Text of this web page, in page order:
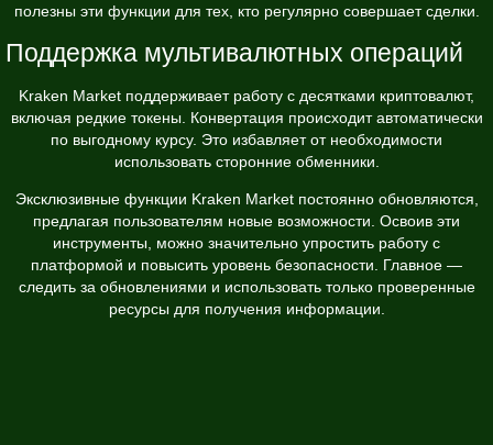
полезны эти функции для тех, кто регулярно совершает сделки.
Поддержка мультивалютных операций
Kraken Market поддерживает работу с десятками криптовалют,
включая редкие токены. Конвертация происходит автоматически
по выгодному курсу. Это избавляет от необходимости
использовать сторонние обменники.
Эксклюзивные функции Kraken Market постоянно обновляются,
предлагая пользователям новые возможности. Освоив эти
инструменты, можно значительно упростить работу с
платформой и повысить уровень безопасности. Главное —
следить за обновлениями и использовать только проверенные
ресурсы для получения информации.